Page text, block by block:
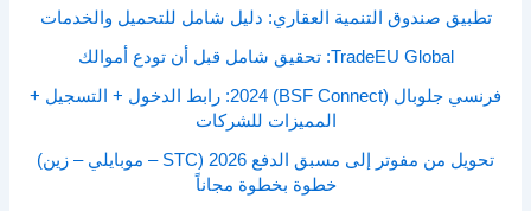
تطبيق صندوق التنمية العقاري: دليل شامل للتحميل والخدمات
TradeEU Global: تحقيق شامل قبل أن تودع أموالك
فرنسي جلوبال (BSF Connect) 2024: رابط الدخول + التسجيل +
المميزات للشركات
تحويل من مفوتر إلى مسبق الدفع 2026 (STC – موبايلي – زين)
خطوة بخطوة مجاناً